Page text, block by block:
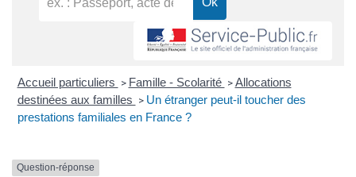
Accueil particuliers > Famille - Scolarité > Allocations
destinées aux familles > Un étranger peut-il toucher des
prestations familiales en France ?
Question-réponse